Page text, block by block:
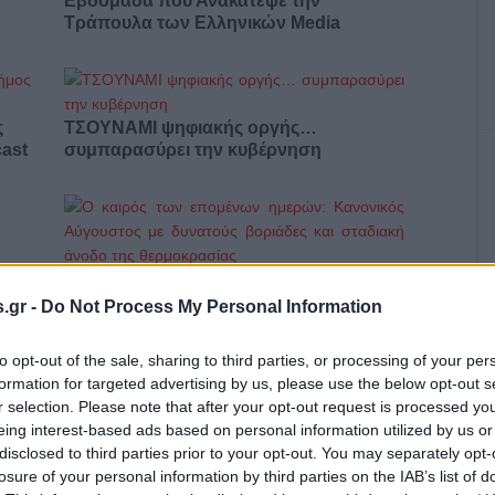
- Do Not Process My Personal Information
opt-out of the sale, sharing to third parties, or processing of your
for targeted advertising by us, please use the below opt-out
selection. Please note that after your opt-out request is processed
interest-based ads based on personal information utilized by us
to third parties prior to your opt-out. You may separately
of your personal information by third parties on the IAB’s list of
Τράπουλα των Ελληνικών Media
ΤΣΟΥΝΑΜΙ ψηφιακής οργής…
συμπαρασύρει την κυβέρνηση
Κανονικός Αύγουστος με δυνατούς